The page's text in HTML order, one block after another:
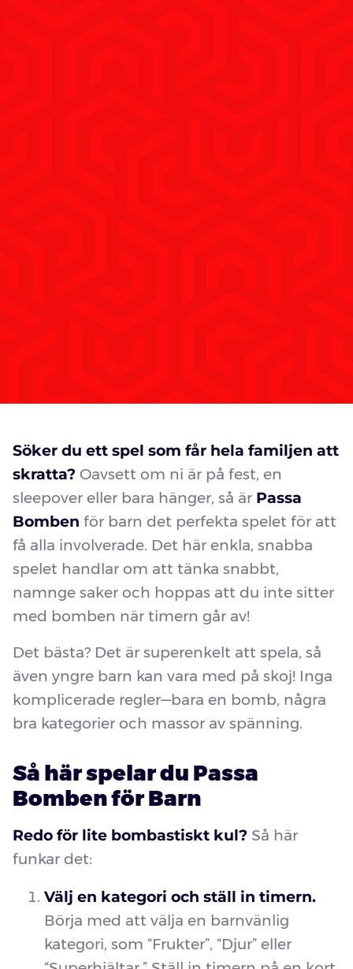
Söker du ett spel som får hela familjen att
skratta? Oavsett om ni är på fest, en
sleepover eller bara hänger, så är Passa
Bomben för barn det perfekta spelet för att
få alla involverade. Det här enkla, snabba
spelet handlar om att tänka snabbt,
namnge saker och hoppas att du inte sitter
med bomben när timern går av!
Det bästa? Det är superenkelt att spela, så
även yngre barn kan vara med på skoj! Inga
komplicerade regler—bara en bomb, några
bra kategorier och massor av spänning.
Så här spelar du Passa
Bomben för Barn
Redo för lite bombastiskt kul? Så här
funkar det:
Välj en kategori och ställ in timern.
Börja med att välja en barnvänlig
kategori, som “Frukter”, “Djur” eller